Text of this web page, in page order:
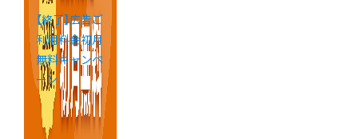
【終了】広告ご
利用料金初月
無料キャンペ
ーン